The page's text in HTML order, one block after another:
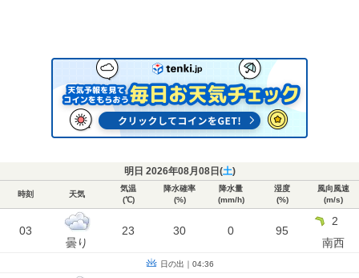
明日 2026年08月08日(土)
時刻 天気
気温
(℃)
降水確率
(%)
降水量
(mm/h)
湿度
(%)
風向風速
(m/s)
03
曇り
23 30 0 95
2
南西
日の出｜04:36